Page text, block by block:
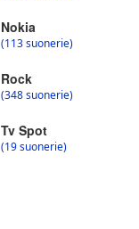
Nokia
(113 suonerie)
Rock
(348 suonerie)
Tv Spot
(19 suonerie)